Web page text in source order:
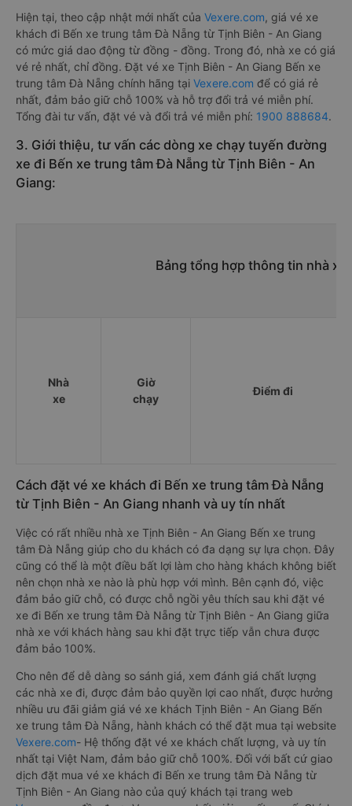
Hiện tại, theo cập nhật mới nhất của Vexere.com, giá vé xe
khách đi Bến xe trung tâm Đà Nẵng từ Tịnh Biên - An Giang
có mức giá dao động từ đồng - đồng. Trong đó, nhà xe có giá
vé rẻ nhất, chỉ đồng. Đặt vé xe Tịnh Biên - An Giang Bến xe
trung tâm Đà Nẵng chính hãng tại Vexere.com để có giá rẻ
nhất, đảm bảo giữ chỗ 100% và hỗ trợ đổi trả vé miễn phí.
Tổng đài tư vấn, đặt vé và đổi trả vé miễn phí: 1900 888684.
3. Giới thiệu, tư vấn các dòng xe chạy tuyến đường
xe đi Bến xe trung tâm Đà Nẵng từ Tịnh Biên - An
Giang:
Bảng tổng hợp thông tin nhà
Nhà
xe
Giờ
chạy
Điểm đi
Cách đặt vé xe khách đi Bến xe trung tâm Đà Nẵng
từ Tịnh Biên - An Giang nhanh và uy tín nhất
Việc có rất nhiều nhà xe Tịnh Biên - An Giang Bến xe trung
tâm Đà Nẵng giúp cho du khách có đa dạng sự lựa chọn. Đây
cũng có thể là một điều bất lợi làm cho hàng khách không biết
nên chọn nhà xe nào là phù hợp với mình. Bên cạnh đó, việc
đảm bảo giữ chỗ, có được chỗ ngồi yêu thích sau khi đặt vé
xe đi Bến xe trung tâm Đà Nẵng từ Tịnh Biên - An Giang giữa
nhà xe với khách hàng sau khi đặt trực tiếp vẫn chưa được
đảm bảo 100%.
Cho nên để dễ dàng so sánh giá, xem đánh giá chất lượng
các nhà xe đi, được đảm bảo quyền lợi cao nhất, được hưởng
nhiều ưu đãi giảm giá vé xe khách Tịnh Biên - An Giang Bến
xe trung tâm Đà Nẵng, hành khách có thể đặt mua tại website
Vexere.com- Hệ thống đặt vé xe khách chất lượng, và uy tín
nhất tại Việt Nam, đảm bảo giữ chỗ 100%. Đối với bất cứ giao
dịch đặt mua vé xe khách đi Bến xe trung tâm Đà Nẵng từ
Tịnh Biên - An Giang nào của quý khách tại trang web